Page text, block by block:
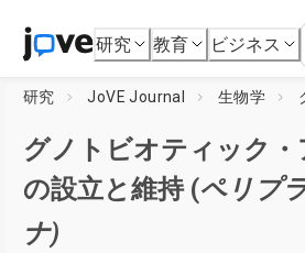
研究 教育 ビジネス
研究 JoVE Journal 生物学
グノトビオティック
の設立と維持 (ペリプ
ナ)